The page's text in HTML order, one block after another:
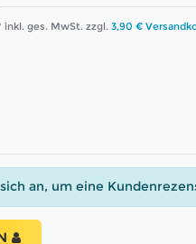
inkl. ges. MwSt. zzgl. 3,90 €
an, um eine